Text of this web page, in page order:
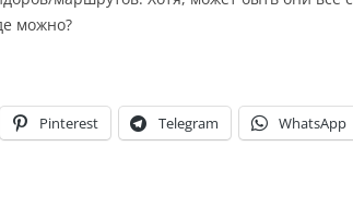
можно?
Pinterest Telegram WhatsApp